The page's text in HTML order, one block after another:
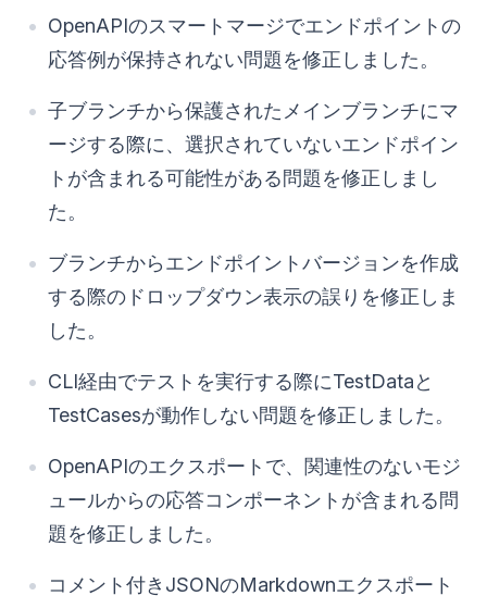
OpenAPIのスマートマージでエンドポイントの
応答例が保持されない問題を修正しました。
子ブランチから保護されたメインブランチにマ
ージする際に、選択されていないエンドポイン
トが含まれる可能性がある問題を修正しまし
た。
ブランチからエンドポイントバージョンを作成
する際のドロップダウン表示の誤りを修正しま
した。
CLI経由でテストを実行する際にTestDataと
TestCasesが動作しない問題を修正しました。
OpenAPIのエクスポートで、関連性のないモジ
ュールからの応答コンポーネントが含まれる問
題を修正しました。
コメント付きJSONのMarkdownエクスポート